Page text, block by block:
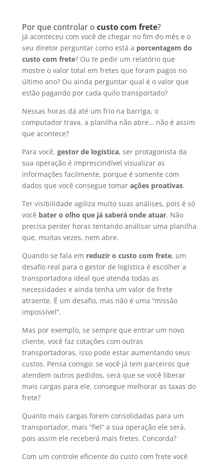
Por que controlar o custo com frete?
Já aconteceu com você de chegar no fim do mês e o
seu diretor perguntar como está a porcentagem do
custo com frete? Ou te pedir um relatório que
mostre o valor total em fretes que foram pagos no
último ano? Ou ainda perguntar qual é o valor que
estão pagando por cada quilo transportado?
Nessas horas dá até um frio na barriga, o
computador trava, a planilha não abre… não é assim
que acontece?
Para você, gestor de logística, ser protagonista da
sua operação é imprescindível visualizar as
informações facilmente, porque é somente com
dados que você consegue tomar ações proativas.
Ter visibilidade agiliza muito suas análises, pois é só
você bater o olho que já saberá onde atuar. Não
precisa perder horas tentando analisar uma planilha
que, muitas vezes, nem abre.
Quando se fala em reduzir o custo com frete, um
desafio real para o gestor de logística é escolher a
transportadora ideal que atenda todas as
necessidades e ainda tenha um valor de frete
atraente. É um desafio, mas não é uma “missão
impossível”.
Mas por exemplo, se sempre que entrar um novo
cliente, você faz cotações com outras
transportadoras, isso pode estar aumentando seus
custos. Pensa comigo: se você já tem parceiros que
atendem outros pedidos, será que se você liberar
mais cargas para ele, consegue melhorar as taxas do
frete?
Quanto mais cargas forem consolidadas para um
transportador, mais “fiel” a sua operação ele será,
pois assim ele receberá mais fretes. Concorda?
Com um controle eficiente do custo com frete você